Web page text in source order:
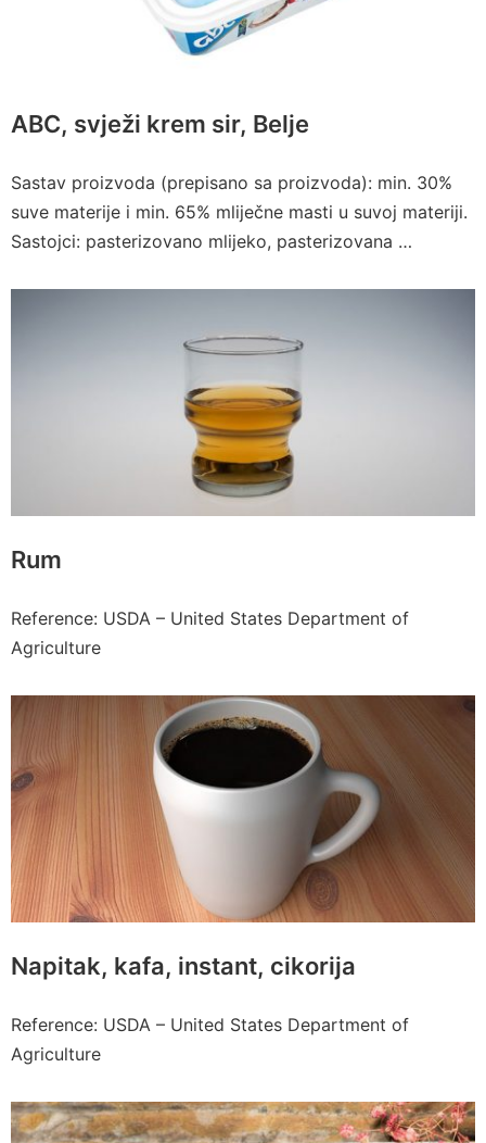
ABC, svježi krem sir, Belje
Sastav proizvoda (prepisano sa proizvoda): min. 30%
suve materije i min. 65% mliječne masti u suvoj materiji.
Sastojci: pasterizovano mlijeko, pasterizovana …
Rum
Reference: USDA – United States Department of
Agriculture
Napitak, kafa, instant, cikorija
Reference: USDA – United States Department of
Agriculture